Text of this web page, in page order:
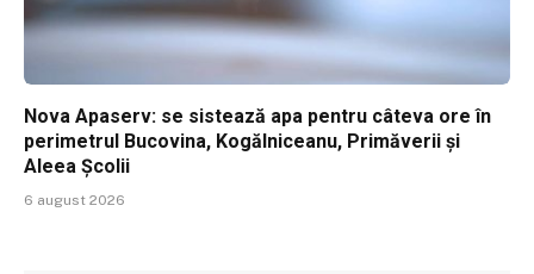
Nova Apaserv: se sistează apa pentru câteva ore în
perimetrul Bucovina, Kogălniceanu, Primăverii și
Aleea Școlii
6 august 2026